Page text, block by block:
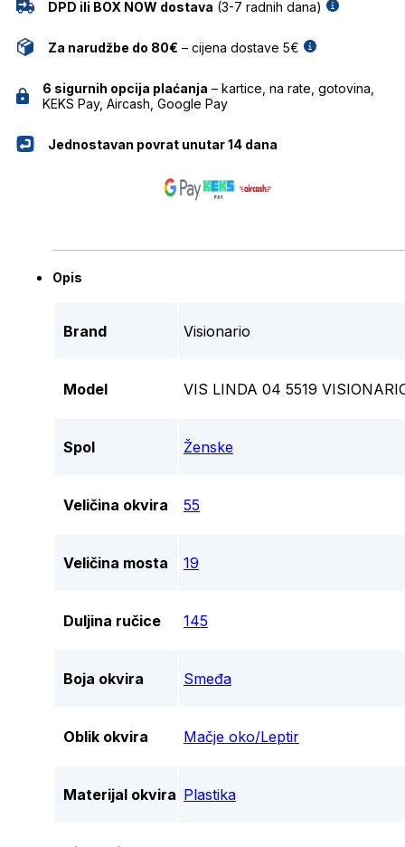
DPD ili BOX NOW dostava (3-7 radnih dana)
Za narudžbe do 80€ – cijena dostave 5€
6 sigurnih opcija plaćanja – kartice, na rate, gotovina,
KEKS Pay, Aircash, Google Pay
Jednostavan povrat unutar 14 dana
Opis
Brand Visionario
Model VIS LINDA 04 5519
Spol Ženske
Veličina okvira 55
Veličina mosta 19
Duljina ručice 145
Boja okvira Smeđa
Oblik okvira Mačje oko/Leptir
Materijal okvira Plastika